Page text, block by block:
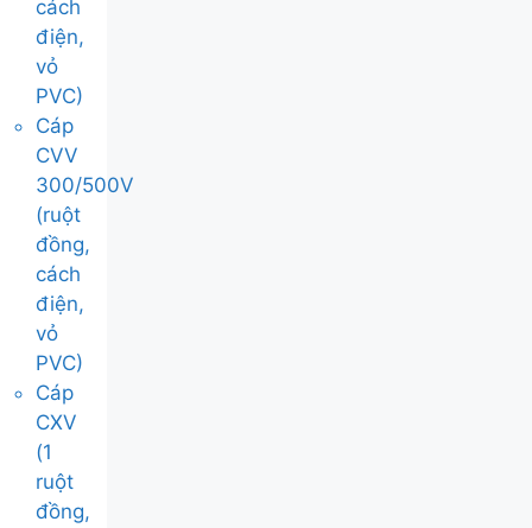
cách
điện,
vỏ
PVC)
Cáp
CVV
300/500V
(ruột
đồng,
cách
điện,
vỏ
PVC)
Cáp
CXV
(1
ruột
đồng,